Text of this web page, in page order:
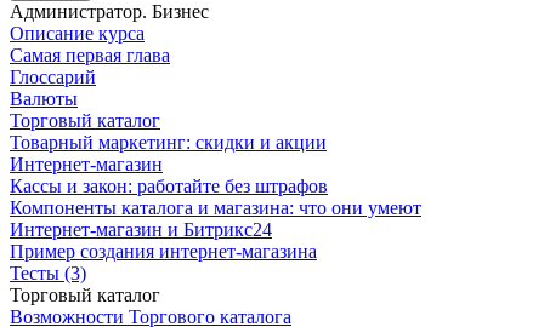
Администратор. Бизнес
Описание курса
Самая первая глава
Глоссарий
Валюты
Торговый каталог
Товарный маркетинг: скидки и акции
Интернет-магазин
Кассы и закон: работайте без штрафов
Компоненты каталога и магазина: что они умеют
Интернет-магазин и Битрикс24
Пример создания интернет-магазина
Тесты (3)
Торговый каталог
Возможности Торгового каталога